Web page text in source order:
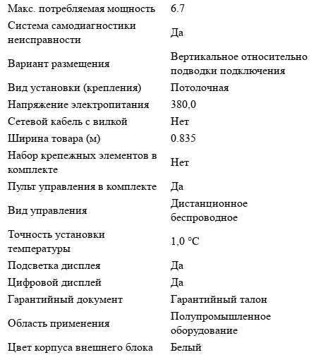
Макс. потребляемая мощность
6.7
Система самодиагностики
неисправности
Да
Вариант размещения
Вертикальное относительно
подводки подключения
Вид установки (крепления)
Потолочная
Напряжение электропитания
380,0
Сетевой кабель с вилкой
Нет
Ширина товара (м)
0.835
Набор крепежных элементов в
комплекте
Нет
Пульт управления в комплекте
Да
Вид управления
Дистанционное
беспроводное
Точность установки
температуры
1,0 °С
Подсветка дисплея
Да
Цифровой дисплей
Да
Гарантийный документ
Гарантийный талон
Область применения
Полупромышленное
оборудование
Цвет корпуса внешнего блока
Белый